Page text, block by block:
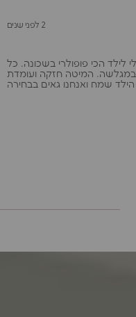
2 לפני שנים
הכי פופולרי בשכונה. כל
במגלשה. המיטה חזקה ועומדת